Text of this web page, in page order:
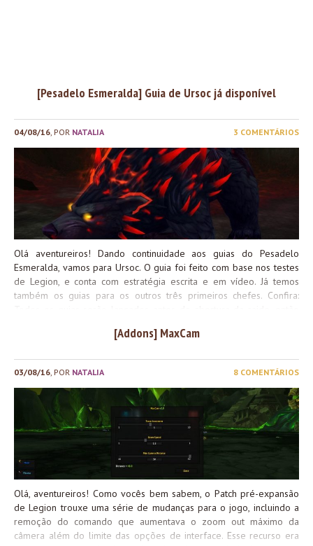
[Pesadelo Esmeralda] Guia de Ursoc já disponível
04/08/16, POR NATALIA 3 COMENTÁRIOS
Olá aventureiros! Dando continuidade aos guias do Pesadelo
Esmeralda, vamos para Ursoc. O guia foi feito com base nos testes
de Legion, e conta com estratégia escrita e em vídeo. Já temos
também os guias para os outros três primeiros chefes. Confira:
[Addons] MaxCam
03/08/16, POR NATALIA 8 COMENTÁRIOS
Olá, aventureiros! Como vocês bem sabem, o Patch pré-expansão
de Legion trouxe uma série de mudanças para o jogo, incluindo a
remoção do comando que aumentava o zoom out máximo da
câmera além do limite das opções de interface. Esse recurso era